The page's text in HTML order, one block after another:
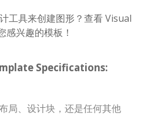
工具来创建图形？查看 Visual
兴趣的模板！
Specifications:
局、设计块，还是任何其他